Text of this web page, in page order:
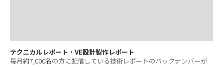
テクニカルレポート・VE設計製作レポート
毎月約7,000名の方に配信している技術レポートのバックナンバーが